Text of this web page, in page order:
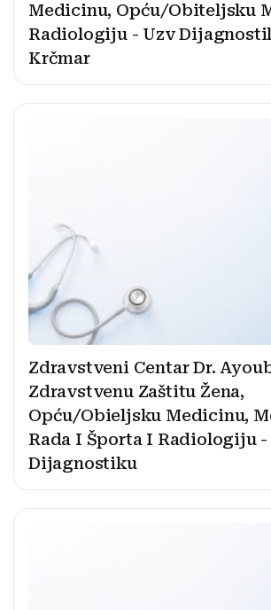
Medicinu, Opću/Obiteljsku
Radiologiju - Uzv
Krčmar
Zdravstveni Centar Dr.
Zdravstvenu Zaštitu Žena,
Opću/Obieljsku Medicinu,
Rada I Športa I Radiologiju -
Dijagnostiku